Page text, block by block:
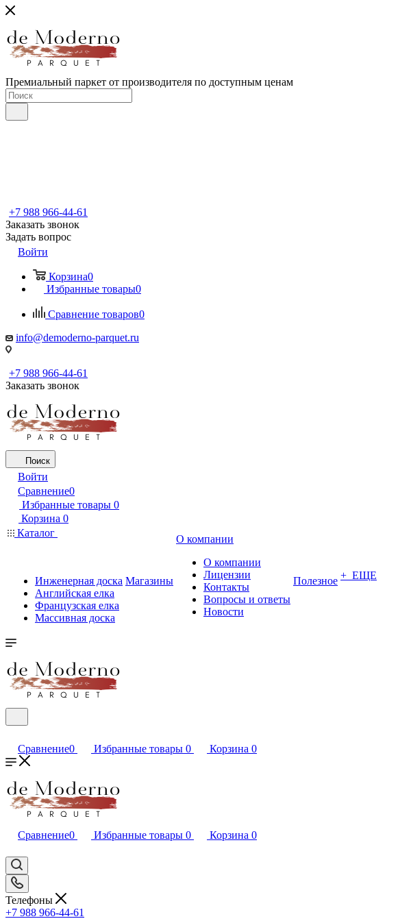
Премиальный паркет от производителя по доступным ценам
+7 988 966-44-61
Заказать звонок
Задать вопрос
Войти
Корзина0
Избранные товары0
Сравнение товаров0
info@demoderno-parquet.ru
+7 988 966-44-61
Заказать звонок
Поиск
Войти
Сравнение0
Избранные товары 0
Корзина 0
Каталог
Инженерная доска
Английская елка
Французская елка
Массивная доска
Магазины
О компании
О компании
Лицензии
Контакты
Вопросы и ответы
Новости
Полезное + ЕЩЕ
Сравнение0 Избранные товары 0 Корзина 0
Сравнение0 Избранные товары 0 Корзина 0
Телефоны
+7 988 966-44-61